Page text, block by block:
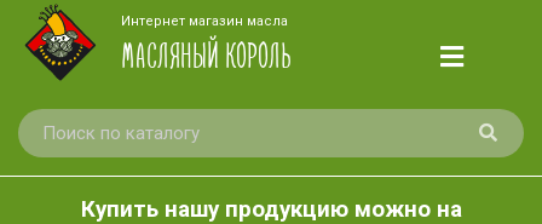
Интернет магазин масла
МАСЛЯНЫЙ КОРОЛЬ
Купить нашу продукцию можно на